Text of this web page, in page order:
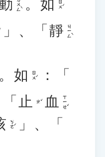
ㄉㄨㄥˋ 。 如 ㄖㄨˊ
」、「 靜 ㄐㄧㄥˋ
。 如 ㄖㄨˊ
：「
止 ㄓˇ 血 ㄒㄧㄝˇ
ㄎㄜˊ
」、「